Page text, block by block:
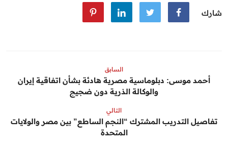
شارك
السابق
أحمد موسى: دبلوماسية مصرية هادئة بشأن اتفاقية إيران
والوكالة الذرية دون ضجيج
التالي
تفاصيل التدريب المشترك “النجم الساطع” بين مصر والولايات
المتحدة